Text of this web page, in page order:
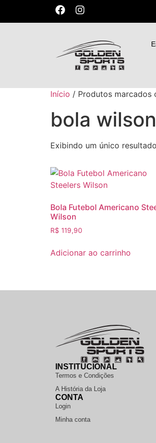
Início / Produtos marcados
bola
Exibindo um único resultado
Bola Futebol Americano
Wilson
R$ 119,90
Adicionar ao carrinho
INSTITUCIONAL
Termos e Condições
A História da Loja
CONTA
Login
Minha conta